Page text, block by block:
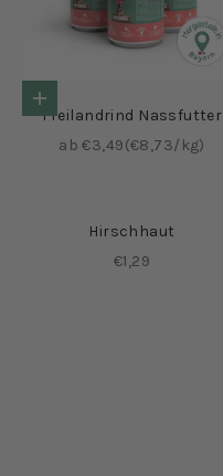
Optionen auswählen
Freilandrind Nassfutter
Angebot
ab €3,49(€8,73/kg)
Hirschhaut
Angebot
€1,29